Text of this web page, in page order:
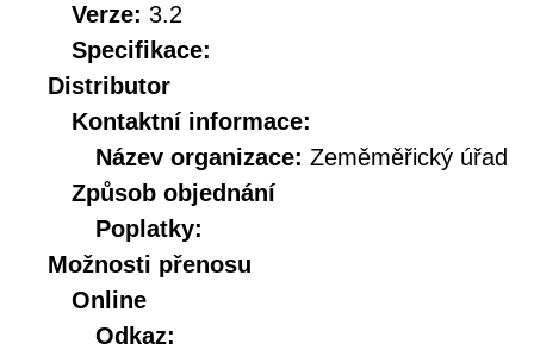
Verze: 3.2
Specifikace:
Distributor
Kontaktní informace:
Název organizace: Zeměměřický úřad
Způsob objednání
Poplatky:
Možnosti přenosu
Online
Odkaz: